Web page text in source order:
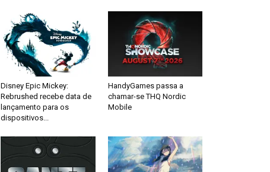
Disney Epic Mickey:
Rebrushed recebe data de
lançamento para os
dispositivos...
HandyGames passa a
chamar-se THQ Nordic
Mobile